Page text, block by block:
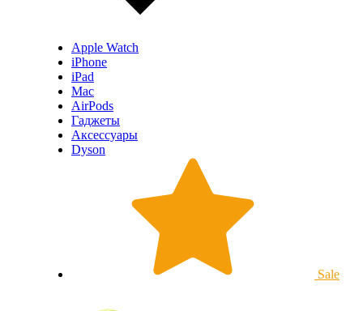
Apple Watch
iPhone
iPad
Mac
AirPods
Гаджеты
Аксессуары
Dyson
Sale